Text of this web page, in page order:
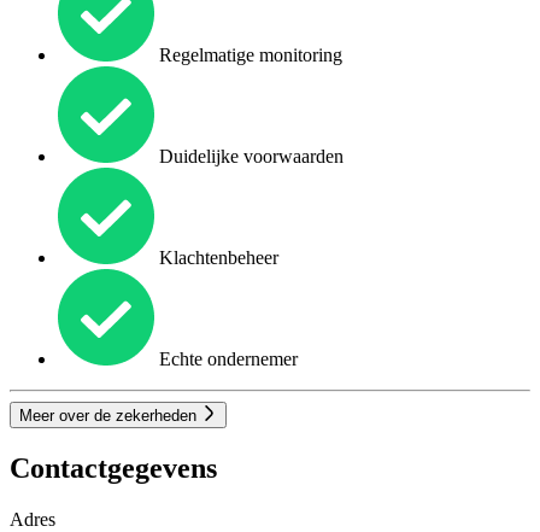
Regelmatige monitoring
Duidelijke voorwaarden
Klachtenbeheer
Echte ondernemer
Meer over de zekerheden
Contactgegevens
Adres